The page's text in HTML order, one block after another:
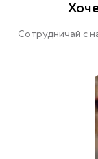
Сотрудничай с